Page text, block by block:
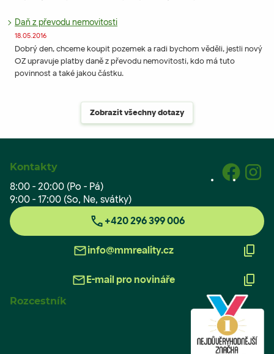
Daň z převodu nemovitosti
18.05.2016
Dobrý den, chceme koupit pozemek a radi bychom věděli, jestli nový
OZ upravuje platby daně z převodu nemovitosti, kdo má tuto
povinnost a také jakou částku.
Zobrazit všechny dotazy
Kontakty
8:00 - 20:00 (Po - Pá)
9:00 - 17:00 (So, Ne, svátky)
+420 296 399 006
info@mmreality.cz
E-mail pro novináře
Rozcestník